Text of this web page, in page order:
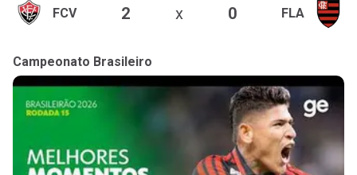
FCV 2 x 0 FLA
Campeonato Brasileiro